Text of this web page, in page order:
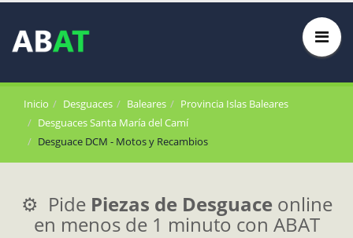
Inicio Desguaces Baleares
Provincia Islas Baleares
Desguaces Santa María del Camí
Desguace DCM - Motos y Recambios
⚙️ Pide Piezas de Desguace online
en menos de 1 minuto con ABAT